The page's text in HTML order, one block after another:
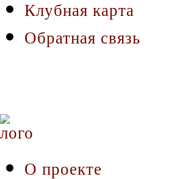
Клубная карта
Обратная связь
О проекте